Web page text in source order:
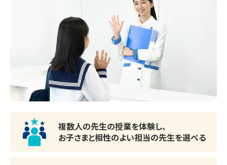
◆◇夏期講習　好評受付中！◇◆
▽夏期講習期間
2026年7月14日(火)～8月31日(月)
受講する教科や学習内容、スケジュールもお子さま専用で
す。
涼しくて集中できる学習環境を整えてお待ちしております。
※期間途中からのスタートも可能です。
複数人の先生の授業を体験し、
お子さまと相性のよい担当の先生を選べる